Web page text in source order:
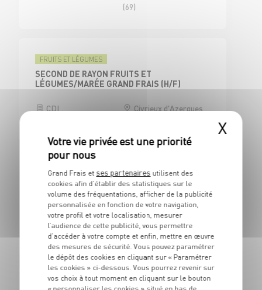
(69)
FRUITS ET LÉGUMES
SECOND DE RAYON FRUITS ET
LÉGUMES/MARÉE GRAND FRAIS (H/F)
CDI
Civrieux d'Azergues
CAISSE
CAISSIER CENTRAL / ADJOINT
RESPONSABLE DE CAISSE - H/F
CDI
Civrieux d'Azergues
(69)
BOUCHERIE
X
Grand Frais et ses partenaires utilisent des
cookies afin d’établir des statistiques sur le
volume des fréquentations, afficher de la publicité
personnalisée en fonction de votre navigation,
votre profil et votre localisation, mesurer
l’audience de cette publicité, vous permettre
d’accéder à votre compte et enfin, mettre en œuvre
des mesures de sécurité. Vous pouvez paramétrer
le dépôt des cookies en cliquant sur « Paramétrer
les cookies » ci-dessous. Vous pourrez revenir sur
vos choix à tout moment en cliquant sur le bouton